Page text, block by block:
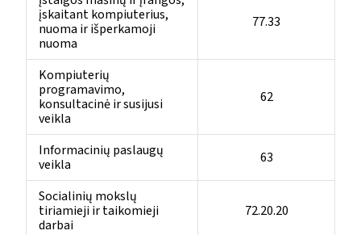
įskaitant kompiuterius,
nuoma ir išperkamoji
nuoma
77.33
Kompiuterių
programavimo,
konsultacinė ir susijusi
veikla
62
Informacinių paslaugų
veikla
63
Socialinių mokslų
tiriamieji ir taikomieji
darbai
72.20.20